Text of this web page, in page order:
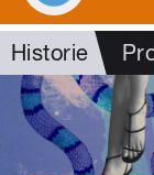
Historie